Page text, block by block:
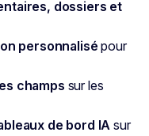
dossiers et
personnalisé pour
champs sur les
de bord IA sur